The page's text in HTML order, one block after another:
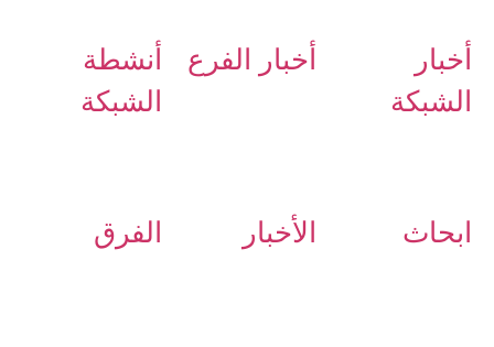
أخبار
الشبكة
أخبار الفرع
أنشطة
الشبكة
ابحاث الأخبار الفرق